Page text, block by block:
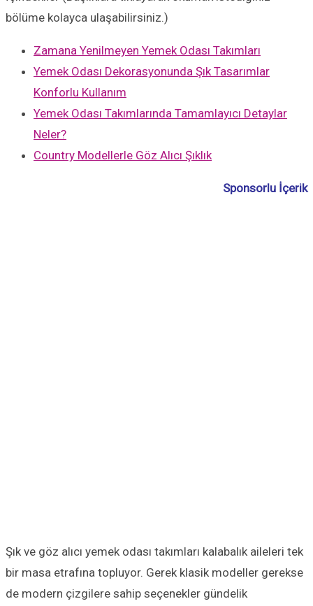
bölüme kolayca ulaşabilirsiniz.)
Zamana Yenilmeyen Yemek Odası Takımları
Yemek Odası Dekorasyonunda Şık Tasarımlar
Konforlu Kullanım
Yemek Odası Takımlarında Tamamlayıcı Detaylar
Neler?
Country Modellerle Göz Alıcı Şıklık
Sponsorlu İçerik
Şık ve göz alıcı yemek odası takımları kalabalık aileleri tek
bir masa etrafına topluyor. Gerek klasik modeller gerekse
de modern çizgilere sahip seçenekler gündelik